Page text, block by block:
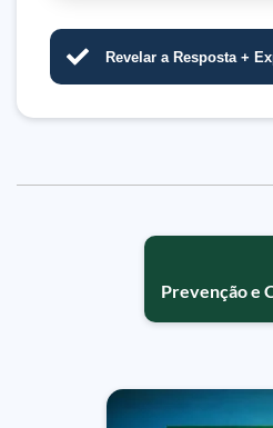
Revelar a Resposta +
Prevenção e